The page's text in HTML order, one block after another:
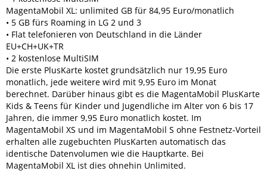
MagentaMobil XL: unlimited GB für 84,95 Euro/monatlich
• 5 GB fürs Roaming in LG 2 und 3
• Flat telefonieren von Deutschland in die Länder
EU+CH+UK+TR
• 2 kostenlose MultiSIM
Die erste PlusKarte kostet grundsätzlich nur 19,95 Euro
monatlich, jede weitere wird mit 9,95 Euro im Monat
berechnet. Darüber hinaus gibt es die MagentaMobil PlusKarte
Kids & Teens für Kinder und Jugendliche im Alter von 6 bis 17
Jahren, die immer 9,95 Euro monatlich kostet. Im
MagentaMobil XS und im MagentaMobil S ohne Festnetz-Vorteil
erhalten alle zugebuchten PlusKarten automatisch das
identische Datenvolumen wie die Hauptkarte. Bei
MagentaMobil XL ist dies ohnehin Unlimited.